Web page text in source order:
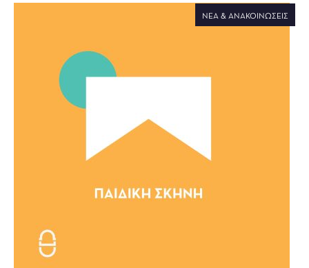
ΝΈΑ & ΑΝΑΚΟΙΝΏΣΕΙΣ